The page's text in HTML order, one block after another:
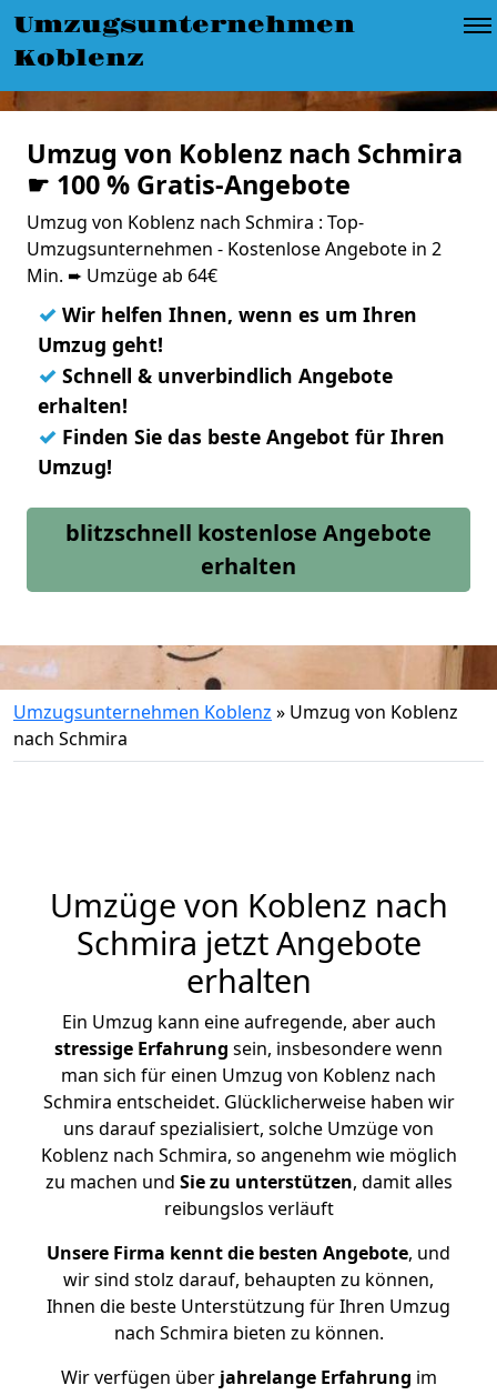
Umzugsunternehmen
Koblenz
Umzug von Koblenz nach Schmira
☛ 100 % Gratis-Angebote
Umzug von Koblenz nach Schmira : Top-
Umzugsunternehmen - Kostenlose Angebote in 2
Min. ➨ Umzüge ab 64€
✓ Wir helfen Ihnen, wenn es um Ihren
Umzug geht!
✓ Schnell & unverbindlich Angebote
erhalten!
✓ Finden Sie das beste Angebot für Ihren
Umzug!
blitzschnell kostenlose Angebote
erhalten
Umzugsunternehmen Koblenz » Umzug von Koblenz
nach Schmira
Umzüge von Koblenz nach
Schmira jetzt Angebote
erhalten
Ein Umzug kann eine aufregende, aber auch
stressige Erfahrung sein, insbesondere wenn
man sich für einen Umzug von Koblenz nach
Schmira entscheidet. Glücklicherweise haben wir
uns darauf spezialisiert, solche Umzüge von
Koblenz nach Schmira, so angenehm wie möglich
zu machen und Sie zu unterstützen, damit alles
reibungslos verläuft
Unsere Firma kennt die besten Angebote, und
wir sind stolz darauf, behaupten zu können,
Ihnen die beste Unterstützung für Ihren Umzug
nach Schmira bieten zu können.
Wir verfügen überjahrelange Erfahrung im